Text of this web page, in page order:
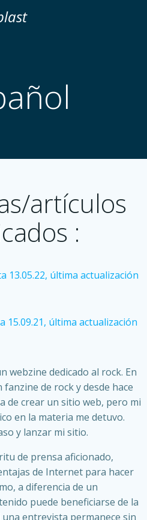
au
artículos
:
13.05.22, última actualización
15.09.21, última actualización
webzine dedicado al rock. En
de rock y desde hace
de crear un sitio web, pero mi
en la materia me detuvo.
y lanzar mi sitio.
de prensa aficionado,
de Internet para hacer
a diferencia de un
puede beneficiarse de la
entrevista permanece sin